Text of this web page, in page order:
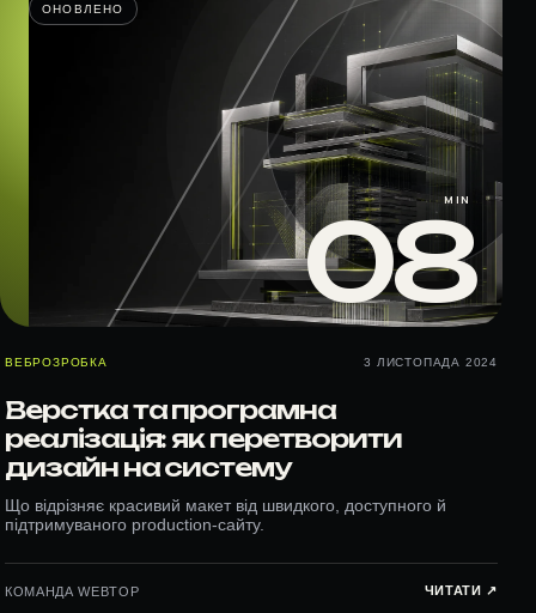
ОНОВЛЕНО
08
MIN
ВЕБРОЗРОБКА 3 ЛИСТОПАДА 2024
Верстка та програмна
реалізація: як перетворити
дизайн на систему
Що відрізняє красивий макет від швидкого, доступного й
підтримуваного production-сайту.
КОМАНДА WEBTOP ЧИТАТИ ↗︎